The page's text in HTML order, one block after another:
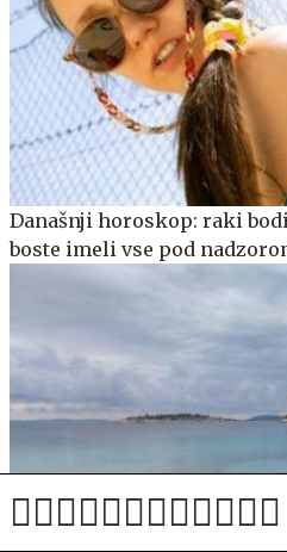
Današnji horoskop: raki
boste imeli vse pod